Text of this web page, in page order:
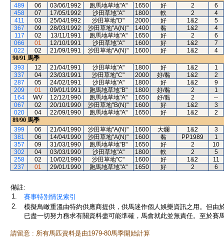
489
06 03/06/1992 跑馬地草地"A" 1650 好 2
6
458
07 17/05/1992 沙田草地"A" 1800 軟 2
4
411
03 25/04/1992 沙田草地"D" 2000 好 1&2
5
367
09 28/03/1992 沙田草地"A(N)" 1400 黏 1&2
4
117
02 13/11/1991 跑馬地草地"A" 1650 好 2
6
066
01 12/10/1991 沙田草地"A" 1600 好 1&2
7
022
02 21/09/1991 沙田草地"A(N)" 1600 好 1&2
4
90/91 馬季
393
12 21/04/1991 沙田草地"A" 1800 好 1&2
1
337
04 23/03/1991 沙田草地"C" 2000 好/黏 1&2
2
287
05 24/02/1991 沙田草地"A" 1800 好 1&2
9
209
01 09/01/1991 跑馬地草地"B" 1800 好/黏 2
1
164
WV 12/12/1990 跑馬地草地"A" 1650 好/黏 2
--
067
02 20/10/1990 沙田草地"B(N)" 1600 好 1&2
3
020
04 22/09/1990 跑馬地草地"A" 1650 好 1&2
2
89/90 馬季
399
06 21/04/1990 沙田草地"A(N)" 1600 大爛 1&2
3
381
06 14/04/1990 沙田草地"A(N)" 1600 黏 PP1989
1
357
09 31/03/1990 跑馬地草地"B" 1650 好 2
10
302
04 03/03/1990 沙田草地"A" 1800 軟 2
5
258
02 10/02/1990 沙田草地"C" 1600 好 1&2
11
237
01 29/01/1990 跑馬地草地"A" 1650 好 2 6
備註:
1.
賽事特別情況索引
2.
模擬鳥瞰重溫由特約供應商提供，供馬迷作個人娛樂資訊之用。但
已盡一切努力務求有關資料盡可能準確，馬會就此並無責任。至於賽
請留意 : 所有馬匹資料是由1979-80馬季開始計算